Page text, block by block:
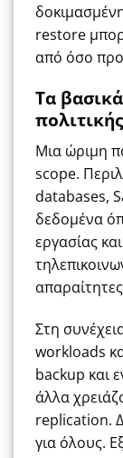
restore
από όσο
Τα
πολιτικής
Μια ώριμη
scope.
databases,
δεδομένα
εργασίας
Στη
workloads
backup και
άλλα
replication.
για όλους.